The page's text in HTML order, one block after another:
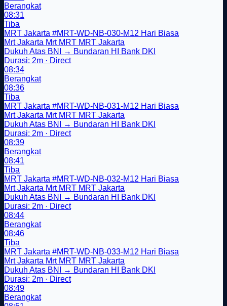
Berangkat
08:31
Tiba
MRT Jakarta #MRT-WD-NB-030-M12 Hari Biasa
Mrt Jakarta Mrt MRT MRT Jakarta
Dukuh Atas BNI → Bundaran HI Bank DKI
Durasi: 2m · Direct
08:34
Berangkat
08:36
Tiba
MRT Jakarta #MRT-WD-NB-031-M12 Hari Biasa
Mrt Jakarta Mrt MRT MRT Jakarta
Dukuh Atas BNI → Bundaran HI Bank DKI
Durasi: 2m · Direct
08:39
Berangkat
08:41
Tiba
MRT Jakarta #MRT-WD-NB-032-M12 Hari Biasa
Mrt Jakarta Mrt MRT MRT Jakarta
Dukuh Atas BNI → Bundaran HI Bank DKI
Durasi: 2m · Direct
08:44
Berangkat
08:46
Tiba
MRT Jakarta #MRT-WD-NB-033-M12 Hari Biasa
Mrt Jakarta Mrt MRT MRT Jakarta
Dukuh Atas BNI → Bundaran HI Bank DKI
Durasi: 2m · Direct
08:49
Berangkat